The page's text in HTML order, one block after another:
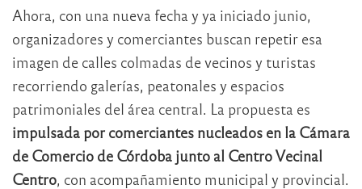
Ahora, con una nueva fecha y ya iniciado junio,
organizadores y comerciantes buscan repetir esa
imagen de calles colmadas de vecinos y turistas
recorriendo galerías, peatonales y espacios
patrimoniales del área central. La propuesta es
impulsada por comerciantes nucleados en la Cámara
de Comercio de Córdoba junto al Centro Vecinal
Centro, con acompañamiento municipal y provincial.